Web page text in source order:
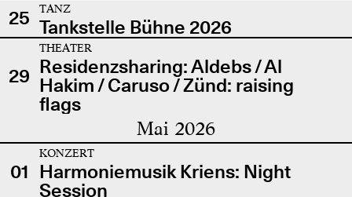
25
TANZ
Tankstelle Bühne 2026
29
THEATER
Residenzsharing: Aldebs / Al
Hakim / Caruso / Zünd: raising
flags
Mai 2026
01
KONZERT
Harmoniemusik Kriens: Night
Session